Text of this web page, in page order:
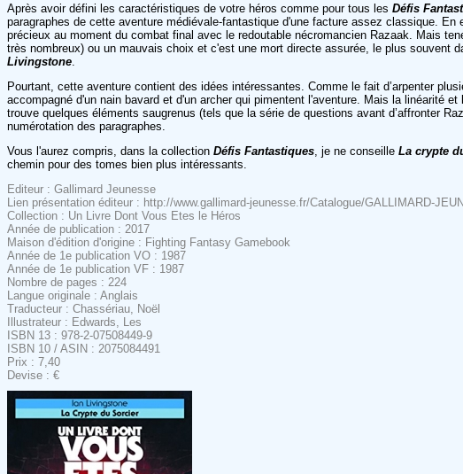
Après avoir défini les caractéristiques de votre héros comme pour tous les Défis
paragraphes de cette aventure médiévale-fantastique d'une facture assez classique.
précieux au moment du combat final avec le redoutable nécromancien Razaak. Mais
très nombreux) ou un mauvais choix et c'est une mort directe assurée, le plus souvent
Livingstone
Pourtant, cette aventure contient des idées intéressantes. Comme le fait d’arpenter
accompagné d'un nain bavard et d'un archer qui pimentent l'aventure. Mais la linéarité
trouve quelques éléments saugrenus (tels que la série de questions avant d’affronter
numérotation des paragraphes.
Vous l'aurez compris, dans la collection Défis Fantastiques , je ne conseille La crypte
chemin pour des tomes bien plus intéressants.
Editeur : Gallimard Jeunesse
Lien présentation éditeur : http://www.gallimard-jeunesse.fr/Catalogue/GALLIMARD-
Collection : Un Livre Dont Vous Etes le Héros
Année de publication : 2017
Maison d'édition d'origine : Fighting Fantasy Gamebook
Année de 1e publication VO : 1987
Année de 1e publication VF : 1987
Nombre de pages : 224
Langue originale : Anglais
Traducteur : Chassériau, Noël
Illustrateur : Edwards, Les
ISBN 13 : 978-2-07508449-9
ISBN 10 / ASIN : 2075084491
Prix : 7,40
Devise : €